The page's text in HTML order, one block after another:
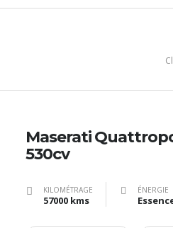
Maserati
530cv
KILOMÉTRAGE
57000 kms
ÉNERGIE